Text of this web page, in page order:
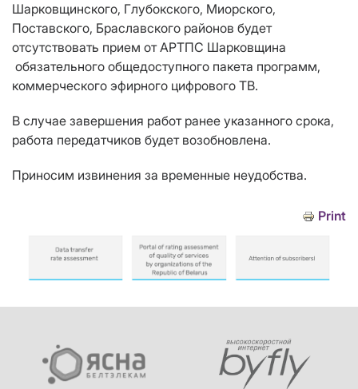
Шарковщинского, Глубокского, Миорского,
Поставского, Браславского районов будет
отсутствовать прием от АРТПС Шарковщина
обязательного общедоступного пакета программ,
коммерческого эфирного цифрового ТВ.
В случае завершения работ ранее указанного срока,
работа передатчиков будет возобновлена.
Приносим извинения за временные неудобства.
Print